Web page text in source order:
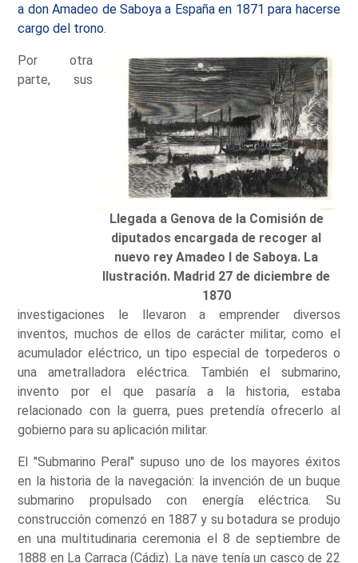
a don Amadeo de Saboya a España en 1871 para hacerse
cargo del trono
Llegada a Genova de la Comisión de
diputados encargada de recoger al
nuevo rey Amadeo I de Saboya. La
Ilustración. Madrid 27 de diciembre de
1870
Por otra
parte, sus
investigaciones le llevaron a emprender diversos
inventos, muchos de ellos de carácter militar, como el
acumulador eléctrico, un tipo especial de torpederos o
una ametralladora eléctrica. También el submarino,
invento por el que pasaría a la historia, estaba
relacionado con la guerra, pues pretendía ofrecerlo al
gobierno para su aplicación militar.
El "Submarino Peral" supuso uno de los mayores éxitos
en la historia de la navegación: la invención de un buque
submarino propulsado con energía eléctrica. Su
construcción comenzó en 1887 y su botadura se produjo
en una multitudinaria ceremonia el 8 de septiembre de
1888 en La Carraca (Cádiz). La nave tenía un casco de 22